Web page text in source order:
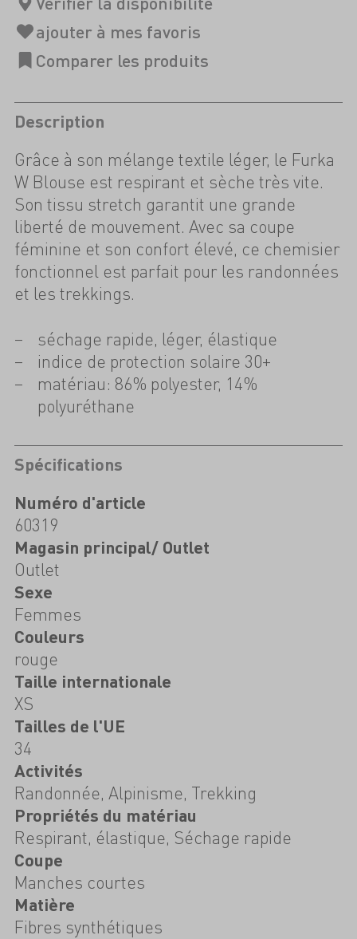
Description
Grâce à son mélange textile léger, le Furka
W Blouse est respirant et sèche très vite.
Son tissu stretch garantit une grande
liberté de mouvement. Avec sa coupe
féminine et son confort élevé, ce chemisier
fonctionnel est parfait pour les randonnées
et les trekkings.
séchage rapide, léger, élastique
indice de protection solaire 30+
matériau: 86% polyester, 14%
polyuréthane
Spécifications
Numéro d'article
60319
Magasin principal/ Outlet
Outlet
Sexe
Femmes
Couleurs
rouge
Taille internationale
XS
Tailles de l'UE
34
Activités
Randonnée, Alpinisme, Trekking
Propriétés du matériau
Respirant, élastique, Séchage rapide
Coupe
Manches courtes
Matière
Fibres synthétiques